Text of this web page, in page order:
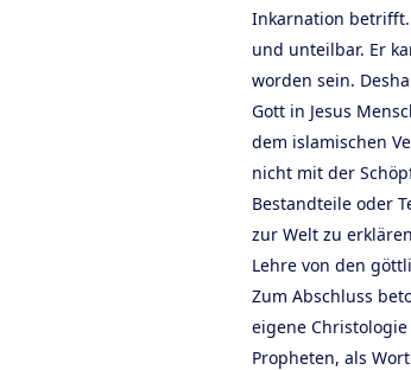
Inkarnation betrifft.
und unteilbar. Er
worden sein.
Gott in Jesus
dem islamischen
nicht mit der
Bestandteile oder
zur Welt zu
Lehre von den
Zum Abschluss
eigene
Propheten, als